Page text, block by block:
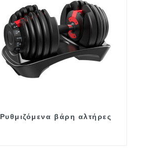
Ρυθμιζόμενα βάρη αλτήρες